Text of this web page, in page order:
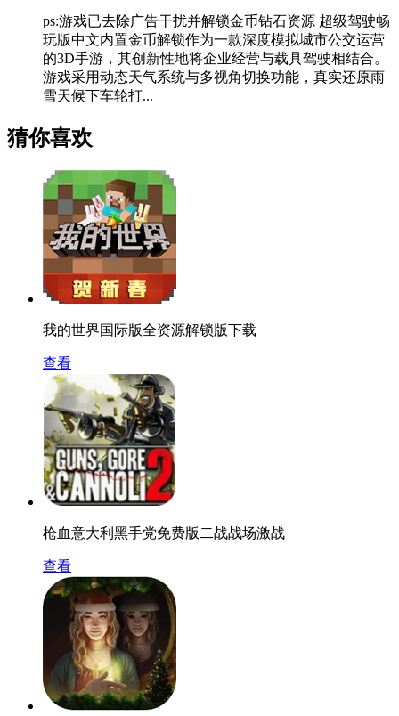
ps:游戏已去除广告干扰并解锁金币钻石资源 超级驾驶畅
玩版中文内置金币解锁作为一款深度模拟城市公交运营
的3D手游，其创新性地将企业经营与载具驾驶相结合。
游戏采用动态天气系统与多视角切换功能，真实还原雨
雪天候下车轮打...
猜你喜欢
我的世界国际版全资源解锁版下载
查看
枪血意大利黑手党免费版二战战场激战
查看